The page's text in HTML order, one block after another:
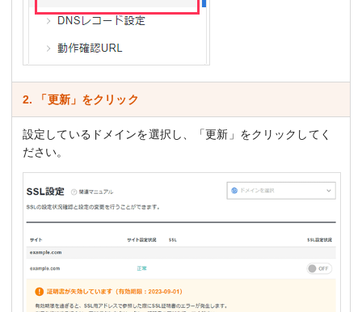
2. 「更新」をクリック
設定しているドメインを選択し、「更新」をクリックしてく
ださい。